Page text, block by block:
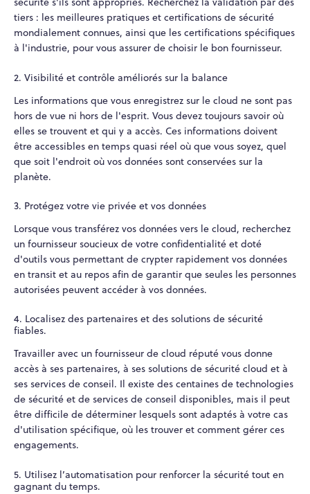
tiers : les meilleures pratiques et certifications de sécurité
mondialement connues, ainsi que les certifications spécifiques
à l'industrie, pour vous assurer de choisir le bon fournisseur.
2. Visibilité et contrôle améliorés sur la balance
Les informations que vous enregistrez sur le cloud ne sont pas
hors de vue ni hors de l'esprit. Vous devez toujours savoir où
elles se trouvent et qui y a accès. Ces informations doivent
être accessibles en temps quasi réel où que vous soyez, quel
que soit l'endroit où vos données sont conservées sur la
planète.
3. Protégez votre vie privée et vos données
Lorsque vous transférez vos données vers le cloud, recherchez
un fournisseur soucieux de votre confidentialité et doté
d'outils vous permettant de crypter rapidement vos données
en transit et au repos afin de garantir que seules les personnes
autorisées peuvent accéder à vos données.
4. Localisez des partenaires et des solutions de sécurité
fiables.
Travailler avec un fournisseur de cloud réputé vous donne
accès à ses partenaires, à ses solutions de sécurité cloud et à
ses services de conseil. Il existe des centaines de technologies
de sécurité et de services de conseil disponibles, mais il peut
être difficile de déterminer lesquels sont adaptés à votre cas
d'utilisation spécifique, où les trouver et comment gérer ces
engagements.
5. Utilisez l’automatisation pour renforcer la sécurité tout en
gagnant du temps.